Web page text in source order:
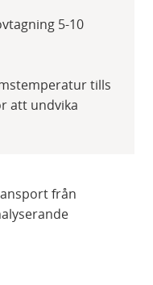
5-10
tills
att undvika
från